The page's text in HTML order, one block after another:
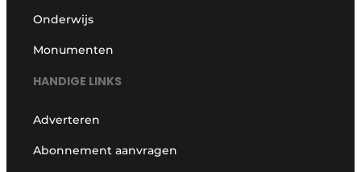
Onderwijs
Monumenten
HANDIGE LINKS
Adverteren
Abonnement aanvragen